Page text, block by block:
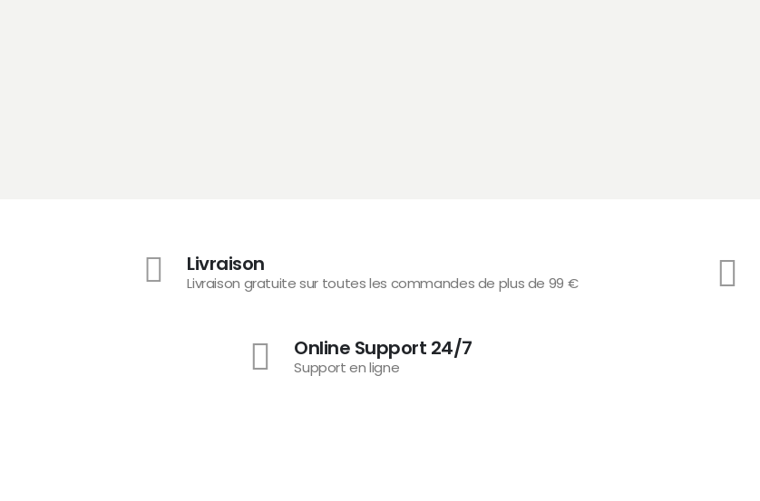
Livraison
Livraison gratuite sur toutes les commandes de plus de 99 €
Online Support 24/7
Support en ligne